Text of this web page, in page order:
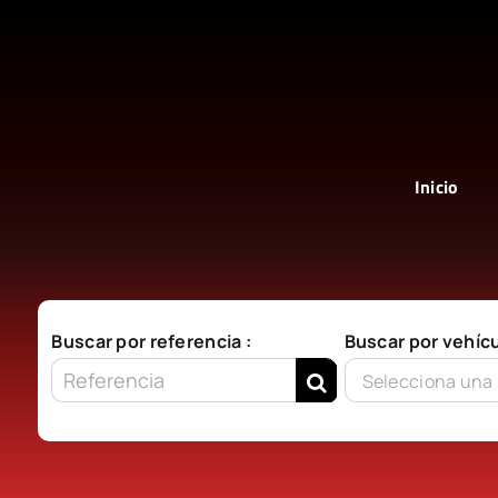
Inicio
Buscar por referencia :
Buscar por
Selecciona una